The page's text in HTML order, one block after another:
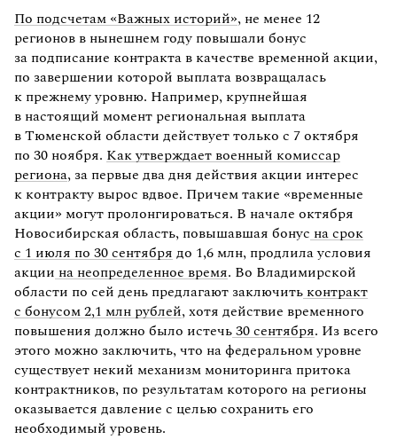
По подсчетам «Важных историй», не менее 12
регионов в нынешнем году повышали бонус
за подписание контракта в качестве временной акции,
по завершении которой выплата возвращалась
к прежнему уровню. Например, крупнейшая
в настоящий момент региональная выплата
в Тюменской области действует только с 7 октября
по 30 ноября. Как утверждает военный комиссар
региона, за первые два дня действия акции интерес
к контракту вырос вдвое. Причем такие «временные
акции» могут пролонгироваться. В начале октября
Новосибирская область, повышавшая бонус на срок
с 1 июля по 30 сентября до 1,6 млн, продлила условия
акции на неопределенное время. Во Владимирской
области по сей день предлагают заключить контракт
с бонусом 2,1 млн рублей, хотя действие временного
повышения должно было истечь30 сентября. Из всего
этого можно заключить, что на федеральном уровне
существует некий механизм мониторинга притока
контрактников, по результатам которого на регионы
оказывается давление с целью сохранить его
необходимый уровень.